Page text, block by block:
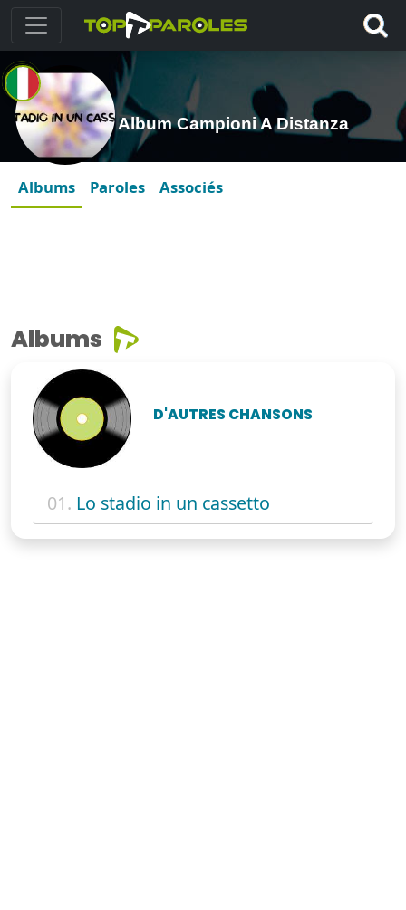
Album Campioni A Distanza
Albums Paroles Associés
Albums
D'AUTRES CHANSONS
01. Lo stadio in un cassetto